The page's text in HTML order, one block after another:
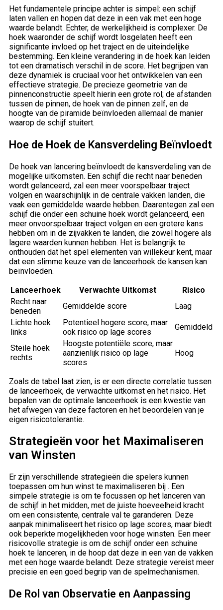
Het fundamentele principe achter is simpel: een schijf
laten vallen en hopen dat deze in een vak met een hoge
waarde belandt. Echter, de werkelijkheid is complexer. De
hoek waaronder de schijf wordt losgelaten heeft een
significante invloed op het traject en de uiteindelijke
bestemming. Een kleine verandering in de hoek kan leiden
tot een dramatisch verschil in de score. Het begrijpen van
deze dynamiek is cruciaal voor het ontwikkelen van een
effectieve strategie. De precieze geometrie van de
pinnenconstructie speelt hierin een grote rol; de afstanden
tussen de pinnen, de hoek van de pinnen zelf, en de
hoogte van de piramide beïnvloeden allemaal de manier
waarop de schijf stuitert.
Hoe de Hoek de Kansverdeling Beïnvloedt
De hoek van lancering beïnvloedt de kansverdeling van de
mogelijke uitkomsten. Een schijf die recht naar beneden
wordt gelanceerd, zal een meer voorspelbaar traject
volgen en waarschijnlijk in de centrale vakken landen, die
vaak een gemiddelde waarde hebben. Daarentegen zal een
schijf die onder een schuine hoek wordt gelanceerd, een
meer onvoorspelbaar traject volgen en een grotere kans
hebben om in de zijvakken te landen, die zowel hogere als
lagere waarden kunnen hebben. Het is belangrijk te
onthouden dat het spel elementen van willekeur kent, maar
dat een slimme keuze van de lanceerhoek de kansen kan
beïnvloeden.
Lanceerhoek
Verwachte Uitkomst
Risico
Recht naar
beneden
Gemiddelde score
Laag
Lichte hoek
links
Potentieel hogere score, maar
ook risico op lage scores
Gemiddeld
Steile hoek
rechts
Hoogste potentiële score, maar
aanzienlijk risico op lage
scores
Hoog
Zoals de tabel laat zien, is er een directe correlatie tussen
de lanceerhoek, de verwachte uitkomst en het risico. Het
bepalen van de optimale lanceerhoek is een kwestie van
het afwegen van deze factoren en het beoordelen van je
eigen risicotolerantie.
Strategieën voor het Maximaliseren
van Winsten
Er zijn verschillende strategieën die spelers kunnen
toepassen om hun winst te maximaliseren bij . Een
simpele strategie is om te focussen op het lanceren van
de schijf in het midden, met de juiste hoeveelheid kracht
om een consistente, centrale val te garanderen. Deze
aanpak minimaliseert het risico op lage scores, maar biedt
ook beperkte mogelijkheden voor hoge winsten. Een meer
risicovolle strategie is om de schijf onder een schuine
hoek te lanceren, in de hoop dat deze in een van de vakken
met een hoge waarde belandt. Deze strategie vereist meer
precisie en een goed begrip van de spelmechanismen.
De Rol van Observatie en Aanpassing